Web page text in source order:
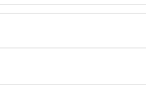
Ce fel de facilităţi
Hotelurile în Waldrach au
oaspeți. Cele mai frecvente